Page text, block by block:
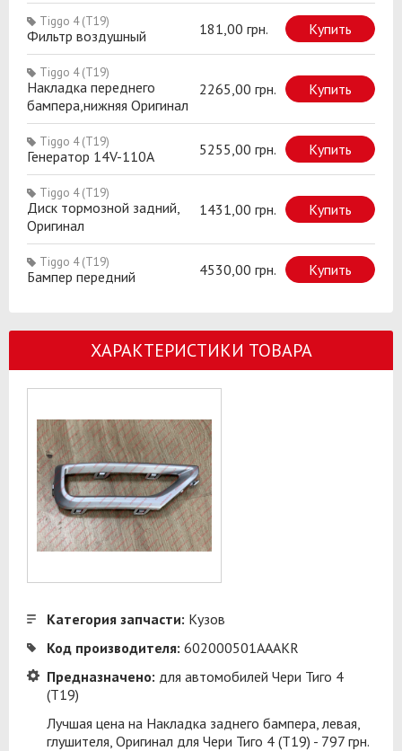
Tiggo 4 (T19)
Фильтр воздушный 181,00 грн. Купить
Tiggo 4 (T19)
Накладка переднего
бампера,нижняя Оригинал
2265,00 грн. Купить
Tiggo 4 (T19)
Генератор 14V-110A 5255,00 грн. Купить
Tiggo 4 (T19)
Диск тормозной задний,
Оригинал
1431,00 грн. Купить
Tiggo 4 (T19)
Бампер передний 4530,00 грн. Купить
ХАРАКТЕРИСТИКИ ТОВАРА
Категория запчасти: Кузов
Код производителя: 602000501AAAKR
Предназначено: для автомобилей Чери Тиго 4
(T19)
Лучшая цена на Накладка заднего бампера, левая,
глушителя, Оригинал для Чери Тиго 4 (T19) - 797 грн.